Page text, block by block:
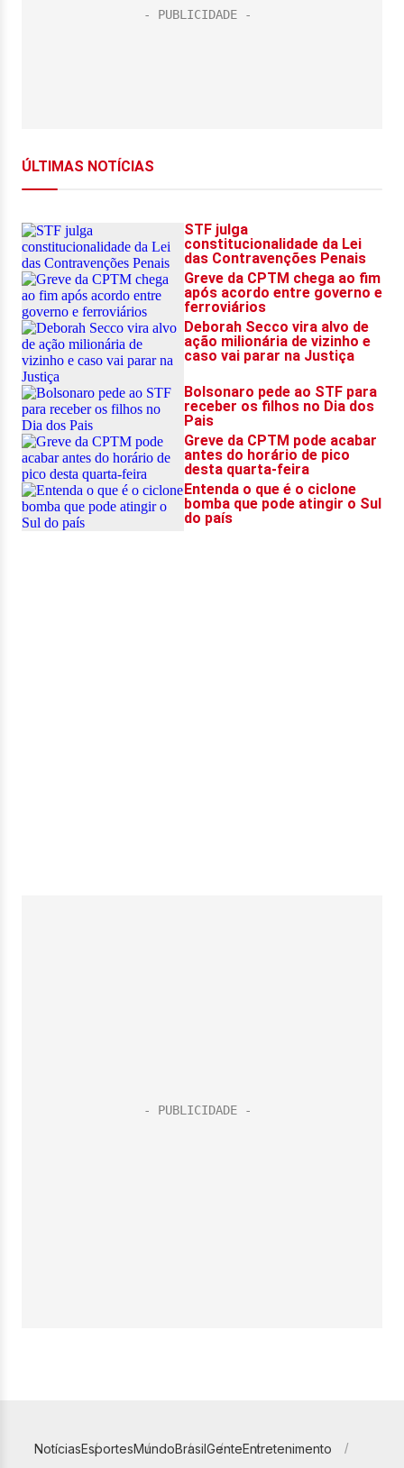
NotíciasEsportesMundoBrasilGenteEntretenimento